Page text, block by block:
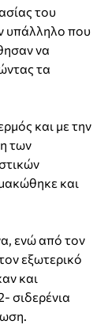
του
υπάλληλο που
να
τα
και με την
των
και
ενώ από τον
εξωτερικό
και
σιδερένια